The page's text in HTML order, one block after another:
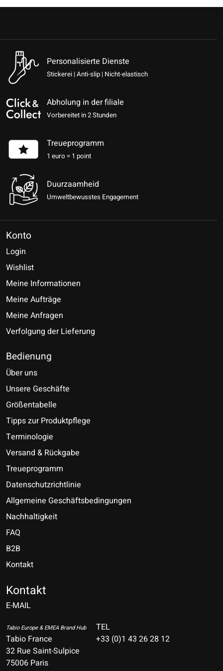
Personalisierte Dienste
Stickerei | Anti-slip | Nicht-elastisch
Abholung in der filiale
Vorbereitet in 2 Stunden
Treueprogramm
1 euro = 1 point
Duurzaamheid
Umweltbewusstes Engagement
Konto
Login
Wishlist
Meine Informationen
Meine Aufträge
Meine Anfragen
Verfolgung der Lieferung
Bedienung
Über uns
Unsere Geschäfte
Größentabelle
Tipps zur Produktpflege
Terminologie
Versand & Rückgabe
Treueprogramm
Datenschutzrichtlinie
Allgemeine Geschäftsbedingungen
Nachhaltigkeit
FAQ
B2B
Kontakt
Kontakt
E-MAIL
Tabio Europe & EMEA Brand Hub
Tabio France
32 Rue Saint-Sulpice
75006 Paris
TEL
+33 (0)1 43 26 28 12